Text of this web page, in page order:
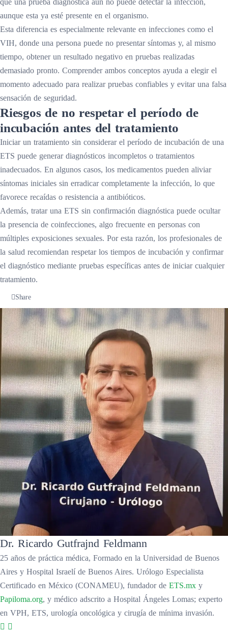
que una prueba diagnóstica aún no puede detectar la infección,
aunque esta ya esté presente en el organismo.
Esta diferencia es especialmente relevante en infecciones como el
VIH, donde una persona puede no presentar síntomas y, al mismo
tiempo, obtener un resultado negativo en pruebas realizadas
demasiado pronto. Comprender ambos conceptos ayuda a elegir el
momento adecuado para realizar pruebas confiables y evitar una falsa
sensación de seguridad.
Riesgos de no respetar el período de
incubación antes del tratamiento
Iniciar un tratamiento sin considerar el período de incubación de una
ETS puede generar diagnósticos incompletos o tratamientos
inadecuados. En algunos casos, los medicamentos pueden aliviar
síntomas iniciales sin erradicar completamente la infección, lo que
favorece recaídas o resistencia a antibióticos.
Además, tratar una ETS sin confirmación diagnóstica puede ocultar
la presencia de coinfecciones, algo frecuente en personas con
múltiples exposiciones sexuales. Por esta razón, los profesionales de
la salud recomiendan respetar los tiempos de incubación y confirmar
el diagnóstico mediante pruebas específicas antes de iniciar cualquier
tratamiento.
Share
Dr. Ricardo Gutfrajnd Feldmann
25 años de práctica médica, Formado en la Universidad de Buenos
Aires y Hospital Israelí de Buenos Aires. Urólogo Especialista
Certificado en México (CONAMEU), fundador de ETS.mx y
Papiloma.org, y médico adscrito a Hospital Ángeles Lomas; experto
en VPH, ETS, urología oncológica y cirugía de mínima invasión.